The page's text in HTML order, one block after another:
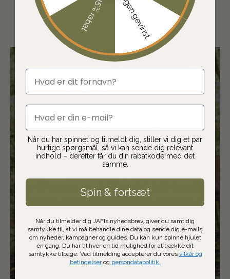
JAFI er en del af
Jaguargruppen
JAFI er en del af Jaguargruppen, som
er Skandinaviens største frivillige
kæde inden for jagt og friluftsliv med
butikker i både Danmark og Sverige.
Sammen produktudvikler og udvælger
vi de bedste varer, som du kan få stor
gavn af.
SE PRODUKTER
Ingen gevinst
15% rabat
fornavn
email
Når du har spinnet og tilmeldt dig, stiller vi dig et par
hurtige spørgsmål, så vi kan sende dig relevant
indhold – derefter får du din rabatkode med det
samme.
Spin & fortsæt
Når du tilmelder dig JAFIs nyhedsbrev, giver du samtidig
samtykke til, at vi må behandle dine data og sende dig e-mails
om nyheder, kampagner og guides. Du kan kun spinne hjulet
én gang. Du har til hver en tid mulighed for at trække dit
samtykke tilbage. Ved tilmelding accepterer du vores vilkår og
betingelserog persondatapolitik.